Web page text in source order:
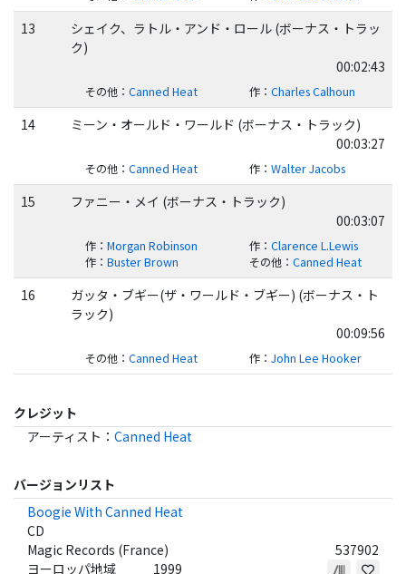
13
シェイク、ラトル・アンド・ロール (ボーナス・トラッ
ク)
00:02:43
その他： Canned Heat 作： Charles Calhoun
14
ミーン・オールド・ワールド (ボーナス・トラック)
00:03:27
その他： Canned Heat 作： Walter Jacobs
15
ファニー・メイ (ボーナス・トラック)
00:03:07
作： Morgan Robinson 作： Clarence L.Lewis
作： Buster Brown その他： Canned Heat
16
ガッタ・ブギー(ザ・ワールド・ブギー) (ボーナス・ト
ラック)
00:09:56
その他： Canned Heat 作： John Lee Hooker
クレジット
アーティスト ： Canned Heat
バージョンリスト
Boogie With Canned Heat
CD
Magic Records (France)
537902
ヨーロッパ地域
1999